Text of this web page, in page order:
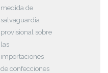
medida de
salvaguardia
provisional sobre
las
importaciones
de confecciones